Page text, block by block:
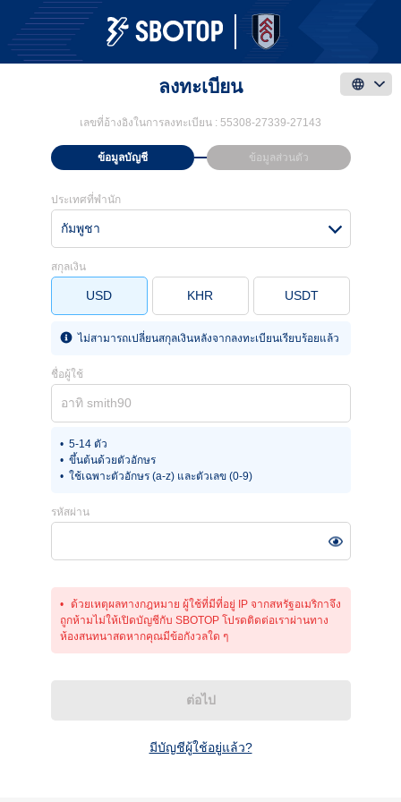
ลงทะเบียน
เลขที่อ้างอิงในการลงทะเบียน : 55308-27339-27143
ข้อมูลบัญชี ข้อมูลส่วนตัว
ประเทศที่พำนัก
กัมพูชา
สกุลเงิน
USD KHR USDT
ไม่สามารถเปลี่ยนสกุลเงินหลังจากลงทะเบียนเรียบร้อยแล้ว
ชื่อผู้ใช้
5-14 ตัว
ขึ้นต้นด้วยตัวอักษร
ใช้เฉพาะตัวอักษร (a-z) และตัวเลข (0-9)
รหัสผ่าน
ด้วยเหตุผลทางกฎหมาย ผู้ใช้ที่มีที่อยู่ IP จากสหรัฐอเมริกาจึง
ถูกห้ามไม่ให้เปิดบัญชีกับ SBOTOP โปรดติดต่อเราผ่านทาง
ห้องสนทนาสดหากคุณมีข้อกังวลใด ๆ
ต่อไป
มีบัญชีผู้ใช้อยู่แล้ว?